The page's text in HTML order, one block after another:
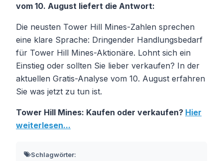
vom 10. August liefert die Antwort:
Die neusten Tower Hill Mines-Zahlen sprechen
eine klare Sprache: Dringender Handlungsbedarf
für Tower Hill Mines-Aktionäre. Lohnt sich ein
Einstieg oder sollten Sie lieber verkaufen? In der
aktuellen Gratis-Analyse vom 10. August erfahren
Sie was jetzt zu tun ist.
Tower Hill Mines: Kaufen oder verkaufen? Hier
weiterlesen...
Schlagwörter: